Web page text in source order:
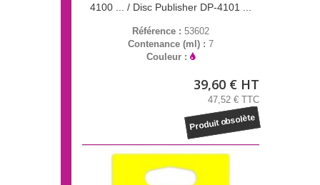
4100 ... / Disc Publisher DP-4101 ...
Référence : 53602
Contenance (ml) : 7
Couleur :
39,60 € HT
47,52 € TTC
Produit obsolète